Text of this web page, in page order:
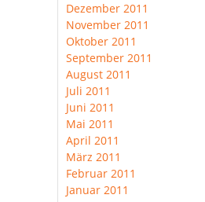
Dezember 2011
November 2011
Oktober 2011
September 2011
August 2011
Juli 2011
Juni 2011
Mai 2011
April 2011
März 2011
Februar 2011
Januar 2011